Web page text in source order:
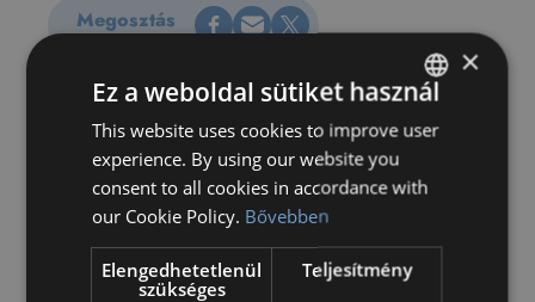
Megosztás Megosztás Facebookon Küldés e-mailen Megosztás X-en
HUNGARIAN
ENGLISH
×
Ez a weboldal sütiket használ
This website uses cookies to improve user
experience. By using our website you
consent to all cookies in accordance with
our Cookie Policy. Bővebben
Elengedhetetlenül
szükséges
Teljesítmény